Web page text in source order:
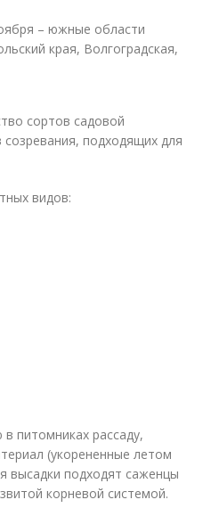
– южные области
края, Волгоградская,
сортов садовой
подходящих для
видов:
питомниках рассаду,
(укорененные летом
высадки подходят саженцы
корневой системой.